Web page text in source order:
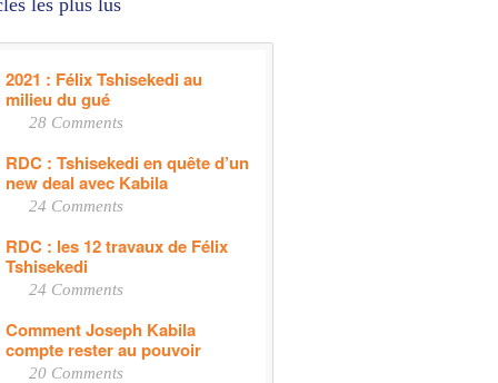
les plus lus
2021 : Félix Tshisekedi au
milieu du gué
28 Comments
RDC : Tshisekedi en quête d’un
new deal avec Kabila
24 Comments
RDC : les 12 travaux de Félix
Tshisekedi
24 Comments
Comment Joseph Kabila
compte rester au pouvoir
20 Comments